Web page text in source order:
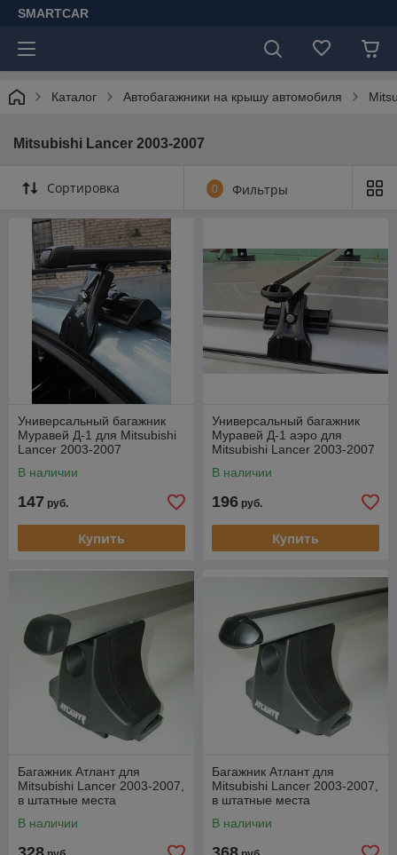
SMARTCAR
Каталог Автобагажники на крышу автомобиля
Mitsubishi Lancer 2003-2007
Сортировка 0 Фильтры
Универсальный багажник
Муравей Д-1 для Mitsubishi
Lancer 2003-2007
В наличии
147 руб.
Купить
Универсальный багажник
Муравей Д-1 аэро для
Mitsubishi Lancer 2003-2007
В наличии
196 руб.
Купить
Багажник Атлант для
Mitsubishi Lancer 2003-2007,
в штатные места
В наличии
Багажник Атлант для
Mitsubishi Lancer 2003-2007,
в штатные места
В наличии